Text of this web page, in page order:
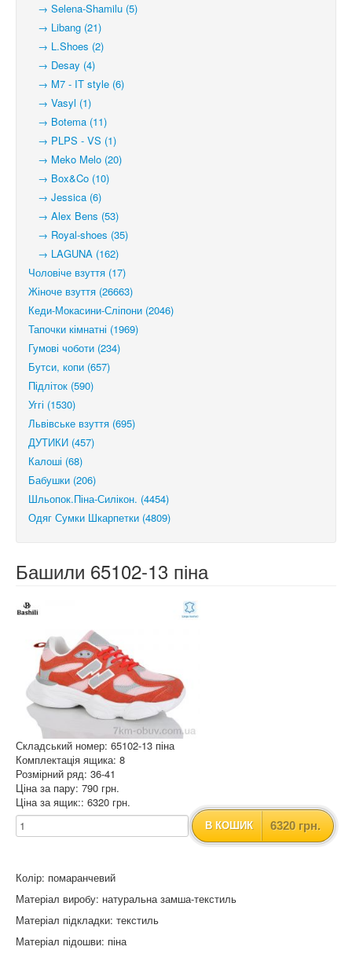
→ Selena-Shamilu (5)
→ Libang (21)
→ L.Shoes (2)
→ Desay (4)
→ M7 - IT style (6)
→ Vasyl (1)
→ Botema (11)
→ PLPS - VS (1)
→ Meko Melo (20)
→ Box&Co (10)
→ Jessica (6)
→ Alex Bens (53)
→ Royal-shoes (35)
→ LAGUNA (162)
Чоловіче взуття (17)
Жіноче взуття (26663)
Кеди-Мокасини-Сліпони (2046)
Тапочки кімнатні (1969)
Гумові чоботи (234)
Бутси, копи (657)
Підліток (590)
Уггі (1530)
Львівське взуття (695)
ДУТИКИ (457)
Калоші (68)
Бабушки (206)
Шльопок.Піна-Силікон. (4454)
Одяг Сумки Шкарпетки (4809)
Башили 65102-13 піна
Складський номер: 65102-13 піна
Комплектація ящика: 8
Розмірний ряд: 36-41
Ціна за пару: 790 грн.
Ціна за ящик:: 6320 грн.
В КОШИК 6320 грн.
Колір: помаранчевий
Матеріал виробу: натуральна замша-текстиль
Матеріал підкладки: текстиль
Матеріал підошви: піна